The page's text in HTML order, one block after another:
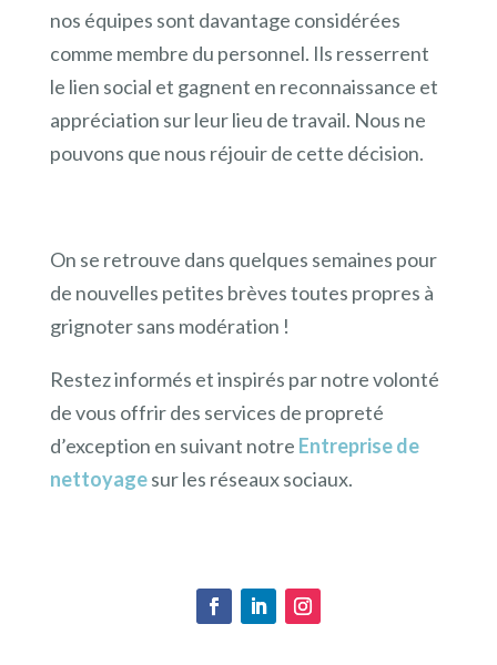
nos équipes sont davantage considérées
comme membre du personnel. Ils resserrent
le lien social et gagnent en reconnaissance et
appréciation sur leur lieu de travail. Nous ne
pouvons que nous réjouir de cette décision.
On se retrouve dans quelques semaines pour
de nouvelles petites brèves toutes propres à
grignoter sans modération !
Restez informés et inspirés par notre volonté
de vous offrir des services de propreté
d’exception en suivant notre Entreprise de
nettoyagesur les réseaux sociaux.